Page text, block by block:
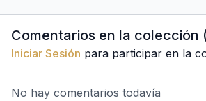
dinámica a través de
Jivamukti. A lo largo de las
clases
sobre brazos
cruzadas y
Comentarios en la colección
Iniciar Sesión para participar en la
No hay comentarios todavía